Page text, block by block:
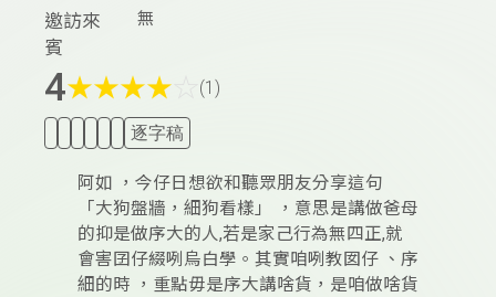
邀訪來
賓
無
4★★★★ (1)
逐字稿
阿如 ，今仔日想欲和聽眾朋友分享這句
「大狗盤牆，細狗看樣」 ，意思是講做爸母
的抑是做序大的人,若是家己行為無四正,就
會害囝仔綴咧烏白學。其實咱咧教囡仔 、序
細的時 ，重點毋是序大講啥貨，是咱做啥貨